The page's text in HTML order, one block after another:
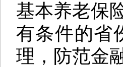
基本养老保
有条件的省
理，防范金